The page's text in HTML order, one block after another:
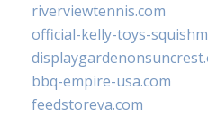
riverviewtennis.com
official-kelly-toys-
bbq-empire-usa.com
feedstoreva.com